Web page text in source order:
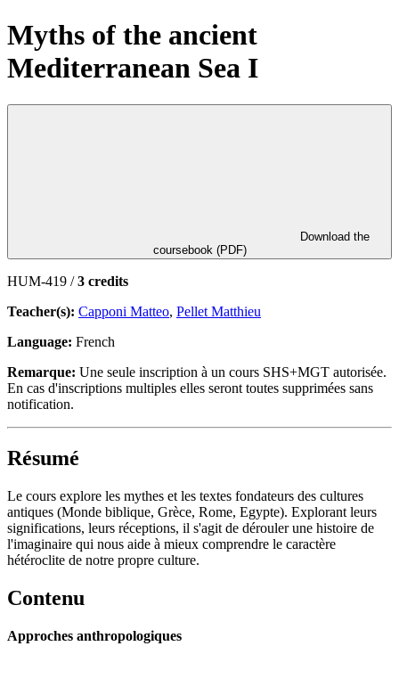
Myths of the ancient
Mediterranean Sea I
coursebook (PDF)
HUM-419 /3 credits
Teacher(s): Capponi Matteo, Pellet Matthieu
Language: French
Remarque: Une seule inscription à un cours SHS+MGT autorisée.
En cas d'inscriptions multiples elles seront toutes supprimées sans
notification.
Résumé
Le cours explore les mythes et les textes fondateurs des cultures
antiques (Monde biblique, Grèce, Rome, Egypte). Explorant leurs
significations, leurs réceptions, il s'agit de dérouler une histoire de
l'imaginaire qui nous aide à mieux comprendre le caractère
hétéroclite de notre propre culture.
Contenu
Approches anthropologiques